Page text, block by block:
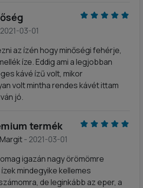
03-01
az ízén hogy minőségi fehérje,
íze. Eddig ami a legjobban
kávé ízű volt, mikor
volt mintha rendes kávét ittam
jó.
termék
- 2021-03-01
igazán nagy örömömre
mindegyike kellemes
de leginkább az eper, a